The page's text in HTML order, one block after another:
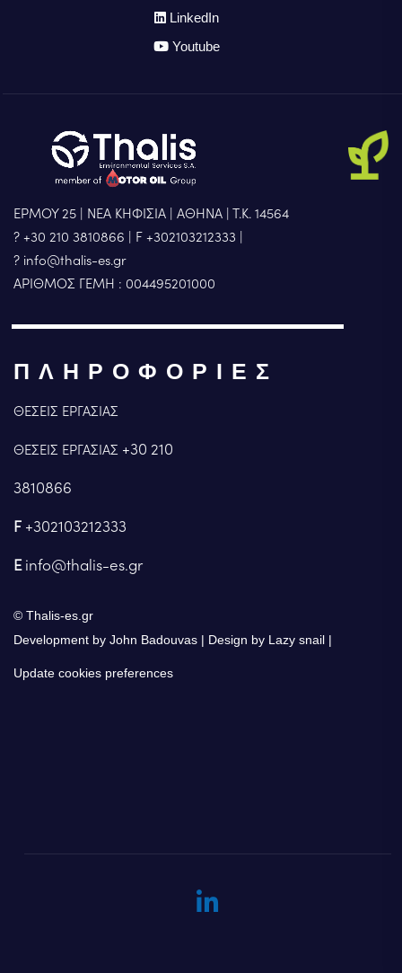
LinkedIn
Youtube
ΕΡΜΟΥ 25 | ΝΕΑ ΚΗΦΙΣΙΑ | ΑΘΗΝΑ | Τ.Κ. 14564
? +30 210 3810866 | F +302103212333 |
? info@thalis-es.gr
ΑΡΙΘΜΟΣ ΓΕΜΗ : 004495201000
ΠΛΗΡΟΦΟΡΙΕΣ
ΘΕΣΕΙΣ ΕΡΓΑΣΙΑΣ
ΘΕΣΕΙΣ ΕΡΓΑΣΙΑΣ +30 210
3810866
F +302103212333
E info@thalis-es.gr
© Thalis-es.gr
Development by John Badouvas
Design by Lazy snail
Update cookies preferences